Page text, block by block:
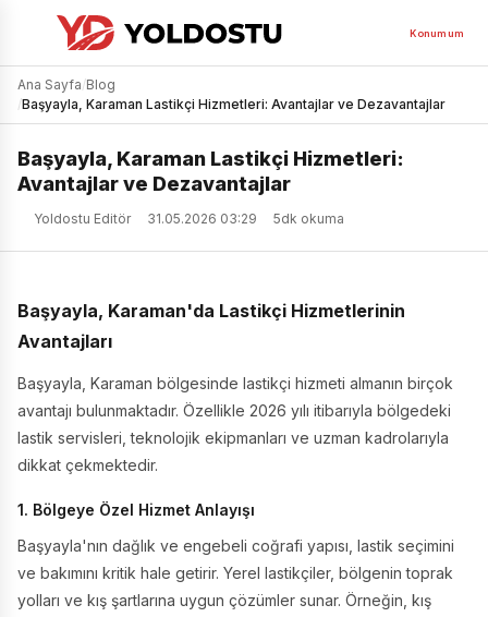
Konumum
Ana Sayfa/Blog
/Başyayla, Karaman Lastikçi Hizmetleri: Avantajlar ve Dezavantajlar
Başyayla, Karaman Lastikçi Hizmetleri:
Avantajlar ve Dezavantajlar
Yoldostu Editör 31.05.2026 03:29 5dk okuma
Başyayla, Karaman'da Lastikçi Hizmetlerinin
Avantajları
Başyayla, Karaman bölgesinde lastikçi hizmeti almanın birçok
avantajı bulunmaktadır. Özellikle 2026 yılı itibarıyla bölgedeki
lastik servisleri, teknolojik ekipmanları ve uzman kadrolarıyla
dikkat çekmektedir.
1. Bölgeye Özel Hizmet Anlayışı
Başyayla'nın dağlık ve engebeli coğrafi yapısı, lastik seçimini
ve bakımını kritik hale getirir. Yerel lastikçiler, bölgenin toprak
yolları ve kış şartlarına uygun çözümler sunar. Örneğin, kış